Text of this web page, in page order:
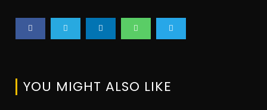
YOU MIGHT ALSO LIKE